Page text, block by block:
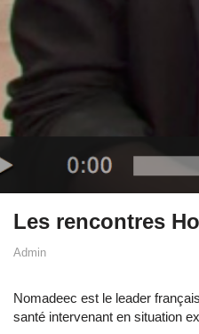
Les rencontres
Admin
Nomadeec est le leader
santé intervenant en situation